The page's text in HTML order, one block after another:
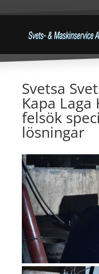
Svetsa
Kapa
felsök
lösningar